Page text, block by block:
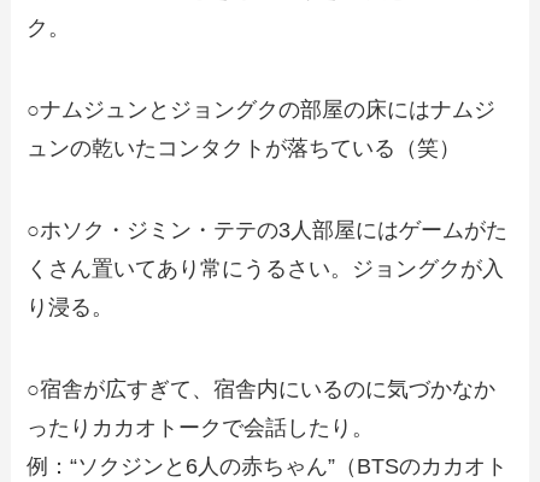
ク。
○ナムジュンとジョングクの部屋の床にはナムジ
ュンの乾いたコンタクトが落ちている（笑）
○ホソク・ジミン・テテの3人部屋にはゲームがた
くさん置いてあり常にうるさい。ジョングクが入
り浸る。
○宿舎が広すぎて、宿舎内にいるのに気づかなか
ったりカカオトークで会話したり。
例：“ソクジンと6人の赤ちゃん”（BTSのカカオト